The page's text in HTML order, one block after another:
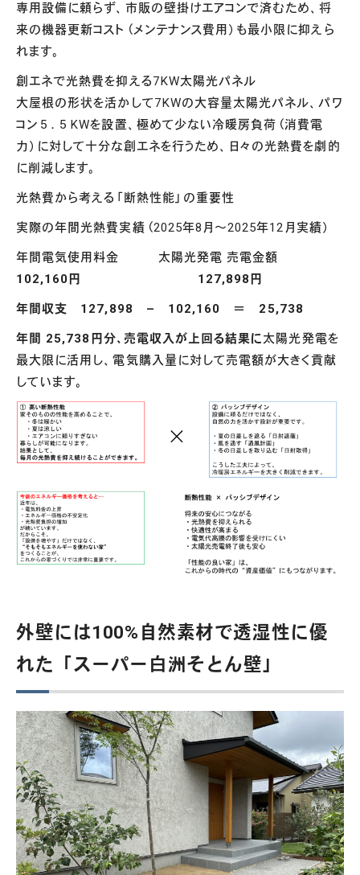
専用設備に頼らず、市販の壁掛けエアコンで済むため、将
来の機器更新コスト（メンテナンス費用）も最小限に抑えら
れます。
創エネで光熱費を抑える7KW太陽光パネル
大屋根の形状を活かして7KWの大容量太陽光パネル、パワ
コン５．５KWを設置、極めて少ない冷暖房負荷（消費電
力）に対して十分な創エネを行うため、日々の光熱費を劇的
に削減します。
光熱費から考える「断熱性能」の重要性
実際の年間光熱費実績（2025年8月〜2025年12月実績）
年間電気使用料金 太陽光発電 売電金額
102,160円
127,898円
年間収支 127,898 – 102,160 ＝ 25,738
年間 25,738円分、売電収入が上回る結果に太陽光発電を
最大限に活用し、電気購入量に対して売電額が大きく貢献
しています。
外壁には100%自然素材で透湿性に優
れた「スーパー白洲そとん壁」